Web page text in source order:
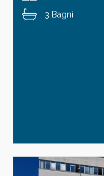
3 Bagni